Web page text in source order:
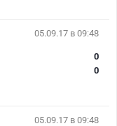
05.09.17 в 09:48
0
0
05.09.17 в 09:48